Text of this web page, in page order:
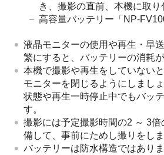
き、撮影の直前、本機に取り
高容量バッテリー「NP-
液晶モニターの使用や再生・早
繁にすると、バッテリーの消耗
本機で撮影や再生をしていない
モニターを閉じるようにしまし
状態や再生一時停止中でもバッ
す。
撮影には予定撮影時間の2 ～ 3
備して、事前にためし撮りをしま
バッテリーは防水構造ではあり